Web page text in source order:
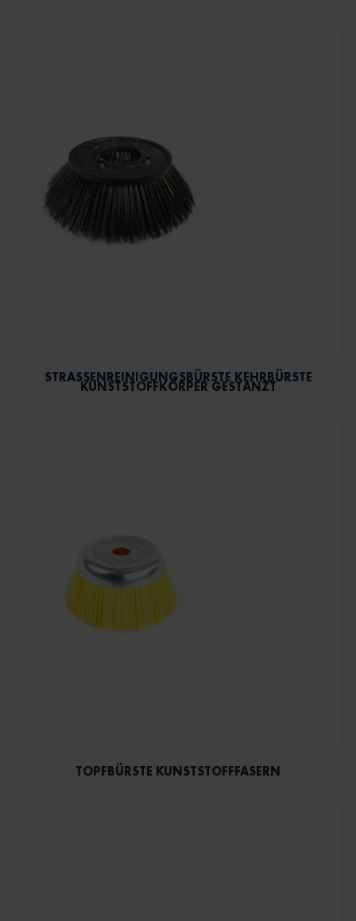
STRASSENREINIGUNGSBÜRSTE KEHRBÜRSTE K
UNSTSTOFFKÖRPER GESTANZT
TOPFBÜRSTE KUNSTSTOFFFASERN